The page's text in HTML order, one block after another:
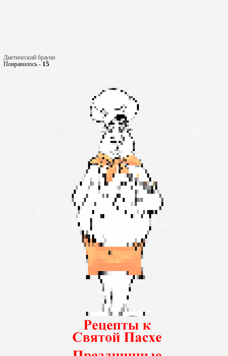
Диетический брауни
Понравилось - 15